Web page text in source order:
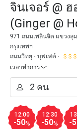
จินเจอร์ @
(Ginger @
971 ถนนเพลินจิต แขวงลุ
กรุงเทพฯ
ถนนวิทยุ
บุฟเฟต์
เวลาทำการ
12:00
-50%
12:30
-50% -